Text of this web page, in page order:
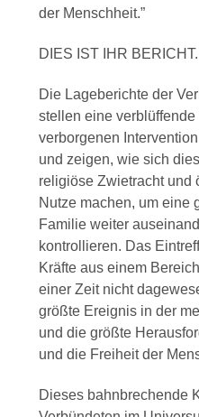
der Menschheit.”
DIES IST IHR BERICHT.
Die Lageberichte der
stellen eine
verborgenen
und zeigen, wie sich
religiöse Zwietracht und
Nutze machen, um eine
Familie weiter
kontrollieren. Das
Kräfte aus einem
einer Zeit nicht
größte Ereignis in der
und die größte
und die Freiheit der
Dieses bahnbrechende